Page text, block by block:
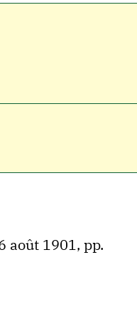
août 1901, pp.